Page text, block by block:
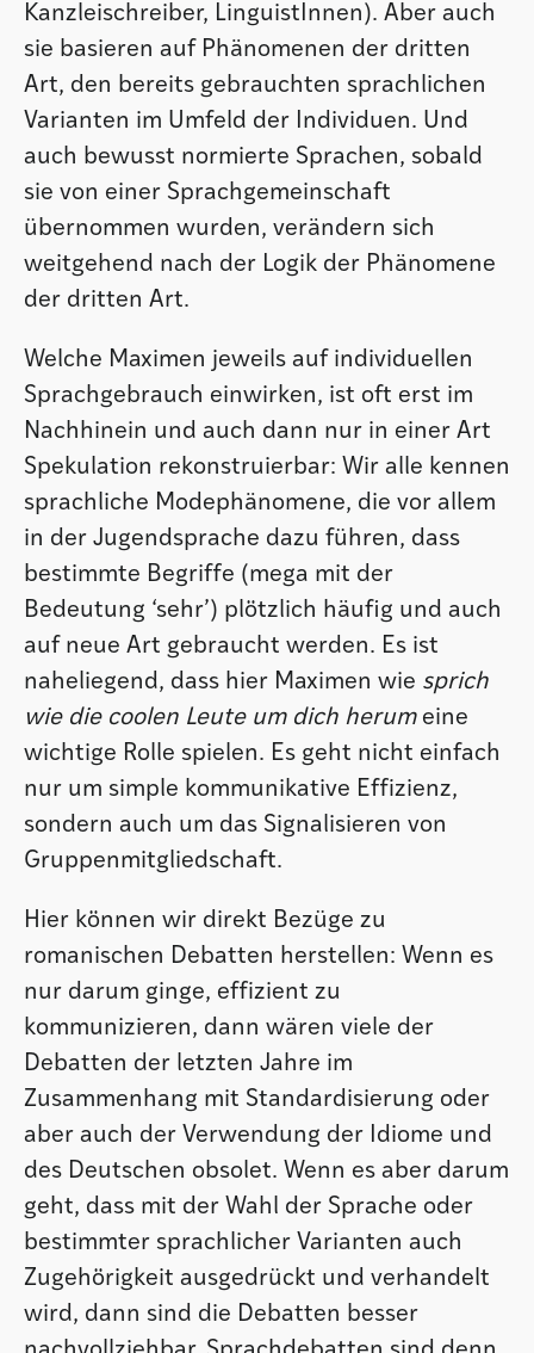
Kanzleischreiber, LinguistInnen). Aber auch
sie basieren auf Phänomenen der dritten
Art, den bereits gebrauchten sprachlichen
Varianten im Umfeld der Individuen. Und
auch bewusst normierte Sprachen, sobald
sie von einer Sprachgemeinschaft
übernommen wurden, verändern sich
weitgehend nach der Logik der Phänomene
der dritten Art.
Welche Maximen jeweils auf individuellen
Sprachgebrauch einwirken, ist oft erst im
Nachhinein und auch dann nur in einer Art
Spekulation rekonstruierbar: Wir alle kennen
sprachliche Modephänomene, die vor allem
in der Jugendsprache dazu führen, dass
bestimmte Begriffe (mega mit der
Bedeutung ‘sehr’) plötzlich häufig und auch
auf neue Art gebraucht werden. Es ist
naheliegend, dass hier Maximen wie sprich
wie die coolen Leute um dich herumeine
wichtige Rolle spielen. Es geht nicht einfach
nur um simple kommunikative Effizienz,
sondern auch um das Signalisieren von
Gruppenmitgliedschaft.
Hier können wir direkt Bezüge zu
romanischen Debatten herstellen: Wenn es
nur darum ginge, effizient zu
kommunizieren, dann wären viele der
Debatten der letzten Jahre im
Zusammenhang mit Standardisierung oder
aber auch der Verwendung der Idiome und
des Deutschen obsolet. Wenn es aber darum
geht, dass mit der Wahl der Sprache oder
bestimmter sprachlicher Varianten auch
Zugehörigkeit ausgedrückt und verhandelt
wird, dann sind die Debatten besser